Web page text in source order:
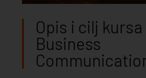
Opis i cilj kursa
Business